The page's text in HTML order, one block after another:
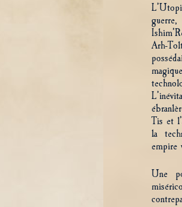
Arh-
Tis et
la
empire
Une